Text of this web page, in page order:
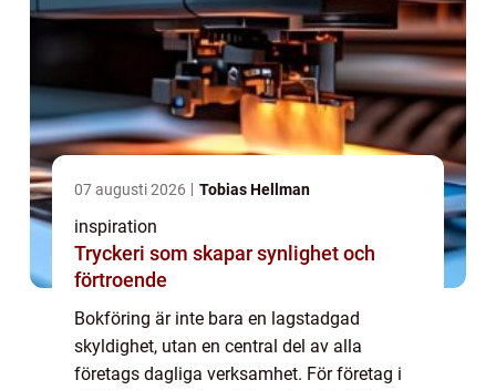
07 augusti 2026 Tobias Hellman
inspiration
Tryckeri som skapar synlighet och
förtroende
Bokföring är inte bara en lagstadgad
skyldighet, utan en central del av alla
företags dagliga verksamhet. För företag i